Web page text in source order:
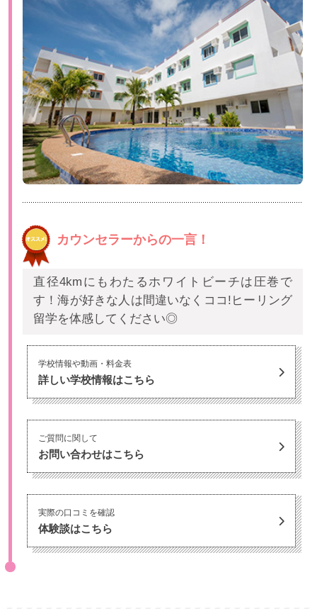
カウンセラーからの一言！
直径4kmにもわたるホワイトビーチは圧巻で
す！海が好きな人は間違いなくココ!ヒーリング
留学を体感してください◎
学校情報や動画・料金表
詳しい学校情報はこちら
ご質問に関して
お問い合わせはこちら
実際の口コミを確認
体験談はこちら